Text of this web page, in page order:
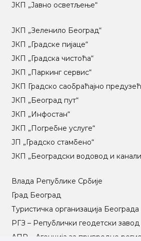
ЈКП „Јавно осветљење“
ЈКП „Зеленило Београд“
ЈКП „Градске пијаце“
ЈКП „Градска чистоћа“
ЈКП „Паркинг сервис“
ЈКП Градско саобраћајно
ЈКП „Београд пут“
ЈКП „Инфостан“
ЈКП „Погребне услуге“
ЈП „Градско стамбено“
ЈКП „Београдски водовод и
Влада Републике Србије
Град Београд
Туристичка организација Београда
РГЗ – Републички геодетски завод
АПР – Агенција за привредне